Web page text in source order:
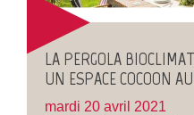
LA PERGOLA
UN ESPACE COCOON
mardi 20 avril 2021